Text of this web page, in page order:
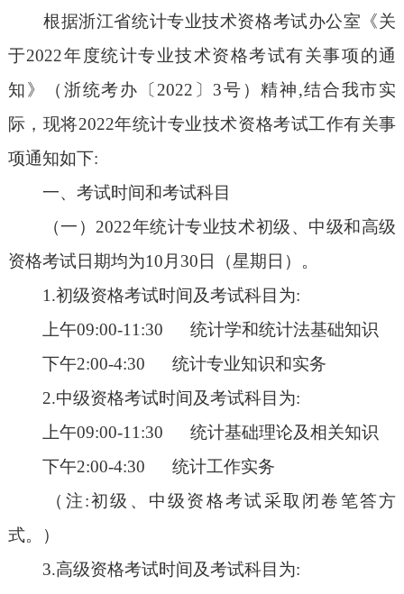
根据浙江省统计专业技术资格考试办公室《关
于2022年度统计专业技术资格考试有关事项的通
知》（浙统考办〔2022〕3号）精神,结合我市实
际，现将2022年统计专业技术资格考试工作有关事
项通知如下:
一、考试时间和考试科目
（一）2022年统计专业技术初级、中级和高级
资格考试日期均为10月30日（星期日）。
1.初级资格考试时间及考试科目为:
上午09:00-11:30 统计学和统计法基础知识
下午2:00-4:30 统计专业知识和实务
2.中级资格考试时间及考试科目为:
上午09:00-11:30 统计基础理论及相关知识
下午2:00-4:30 统计工作实务
（注:初级、中级资格考试采取闭卷笔答方
式。）
3.高级资格考试时间及考试科目为: